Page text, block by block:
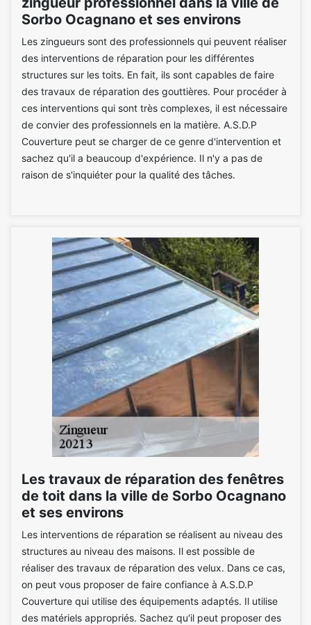
Sorbo Ocagnano et ses environs
Les zingueurs sont des professionnels qui peuvent réaliser
des interventions de réparation pour les différentes
structures sur les toits. En fait, ils sont capables de faire
des travaux de réparation des gouttières. Pour procéder à
ces interventions qui sont très complexes, il est nécessaire
de convier des professionnels en la matière. A.S.D.P
Couverture peut se charger de ce genre d'intervention et
sachez qu'il a beaucoup d'expérience. Il n'y a pas de
raison de s'inquiéter pour la qualité des tâches.
Les travaux de réparation des fenêtres
de toit dans la ville de Sorbo Ocagnano
et ses environs
Les interventions de réparation se réalisent au niveau des
structures au niveau des maisons. Il est possible de
réaliser des travaux de réparation des velux. Dans ce cas,
on peut vous proposer de faire confiance à A.S.D.P
Couverture qui utilise des équipements adaptés. Il utilise
des matériels appropriés. Sachez qu'il peut proposer des